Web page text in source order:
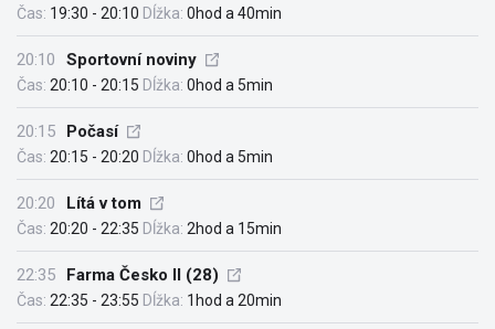
Čas: 19:30 - 20:10 Dĺžka: 0hod a 40min
20:10 Sportovní noviny
Čas: 20:10 - 20:15 Dĺžka: 0hod a 5min
20:15 Počasí
Čas: 20:15 - 20:20 Dĺžka: 0hod a 5min
20:20 Lítá v tom
Čas: 20:20 - 22:35 Dĺžka: 2hod a 15min
22:35 Farma Česko II (28)
Čas: 22:35 - 23:55 Dĺžka: 1hod a 20min